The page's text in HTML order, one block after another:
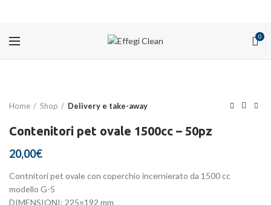
0
Home Shop Delivery e take-away
Contenitori pet ovale 1500cc – 50pz
20,00€
Contnitori pet ovale con coperchio incernierato da 1500 cc
modello G-5
DIMENSIONI: 225×192 mm